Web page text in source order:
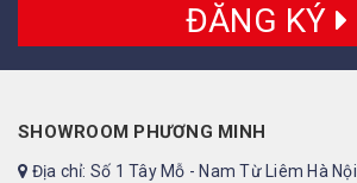
ĐĂNG KÝ
SHOWROOM PHƯƠNG MINH
Địa chỉ: Số 1 Tây Mỗ - Nam Từ Liêm Hà Nội